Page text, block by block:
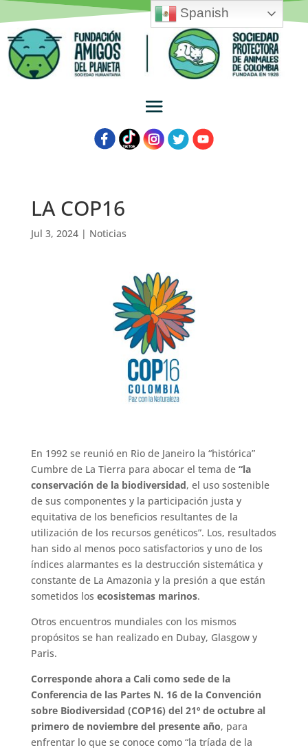
LA COP16
Jul 3, 2024| Noticias
En 1992 se reunió en Rio de Janeiro la “histórica”
Cumbre de La Tierra para abocar el tema de “la
conservación de la biodiversidad, el uso sostenible
de sus componentes y la participación justa y
equitativa de los beneficios resultantes de la
utilización de los recursos genéticos”. Los, resultados
han sido al menos poco satisfactorios y uno de los
índices alarmantes es la destrucción sistemática y
constante de La Amazonia y la presión a que están
sometidos los ecosistemas marinos.
Otros encuentros mundiales con los mismos
propósitos se han realizado en Dubay, Glasgow y
Paris.
Corresponde ahora a Cali como sede de la
Conferencia de las Partes N. 16 de la Convención
sobre Biodiversidad (COP16) del 21º de octubre al
primero de noviembre del presente año, para
enfrentar lo que se conoce como “la tríada de la
Spanish